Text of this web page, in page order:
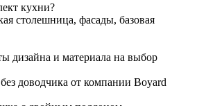
кухни?
столешница, фасады, базовая
дизайна и материала на выбор
доводчика от компании Boyard